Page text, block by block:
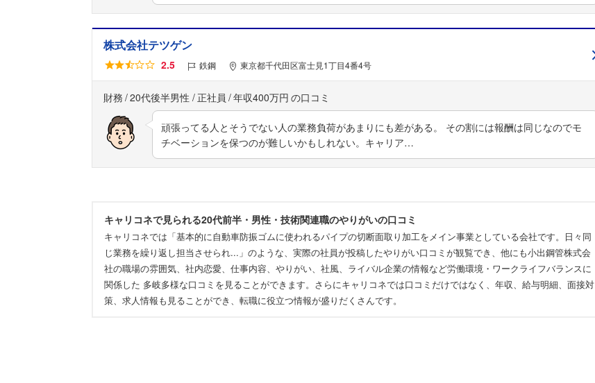
株式会社テツゲン
2.5 鉄鋼 東京都千代田区富士見1丁目4番4号
財務 20代後半男性 正社員 年収400万円
頑張ってる人とそうでない人の業務負荷があまりにも差がある。 その割には報酬は同じなのでモ
チベーションを保つのが難しいかもしれない。キャリア…
キャリコネで見られる20代前半・男性・技術関連職のやりがいの口コミ
キャリコネでは「基本的に自動車防振ゴムに使われるパイプの切断面取り加工をメイン事業としている会社です。日々同
じ業務を繰り返し担当させられ...」のような、実際の社員が投稿したやりがい口コミが観覧でき、他にも小出鋼管株式会
社の職場の雰囲気、社内恋愛、仕事内容、やりがい、社風、ライバル企業の情報など労働環境・ワークライフバランスに
関係した 多岐多様な口コミを見ることができます。さらにキャリコネでは口コミだけではなく、年収、給与明細、面接対
策、求人情報も見ることができ、転職に役立つ情報が盛りだくさんです。